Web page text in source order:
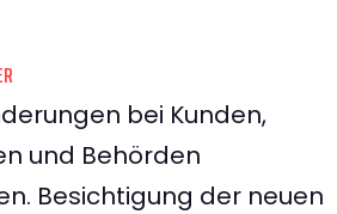
bei Kunden,
und Behörden
Besichtigung der neuen